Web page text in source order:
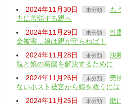
2024年11月30日 未分類
も
力に苦悩する親へ
2024年11月29日
未分類
性
金被害…娘は親が守らねば！
2024年11月28日
未分類
決
親と娘の葛藤を解決するために
2024年11月26日
未分類
売
ないホスト被害から娘を救うには
2024年11月25日
未分類
助